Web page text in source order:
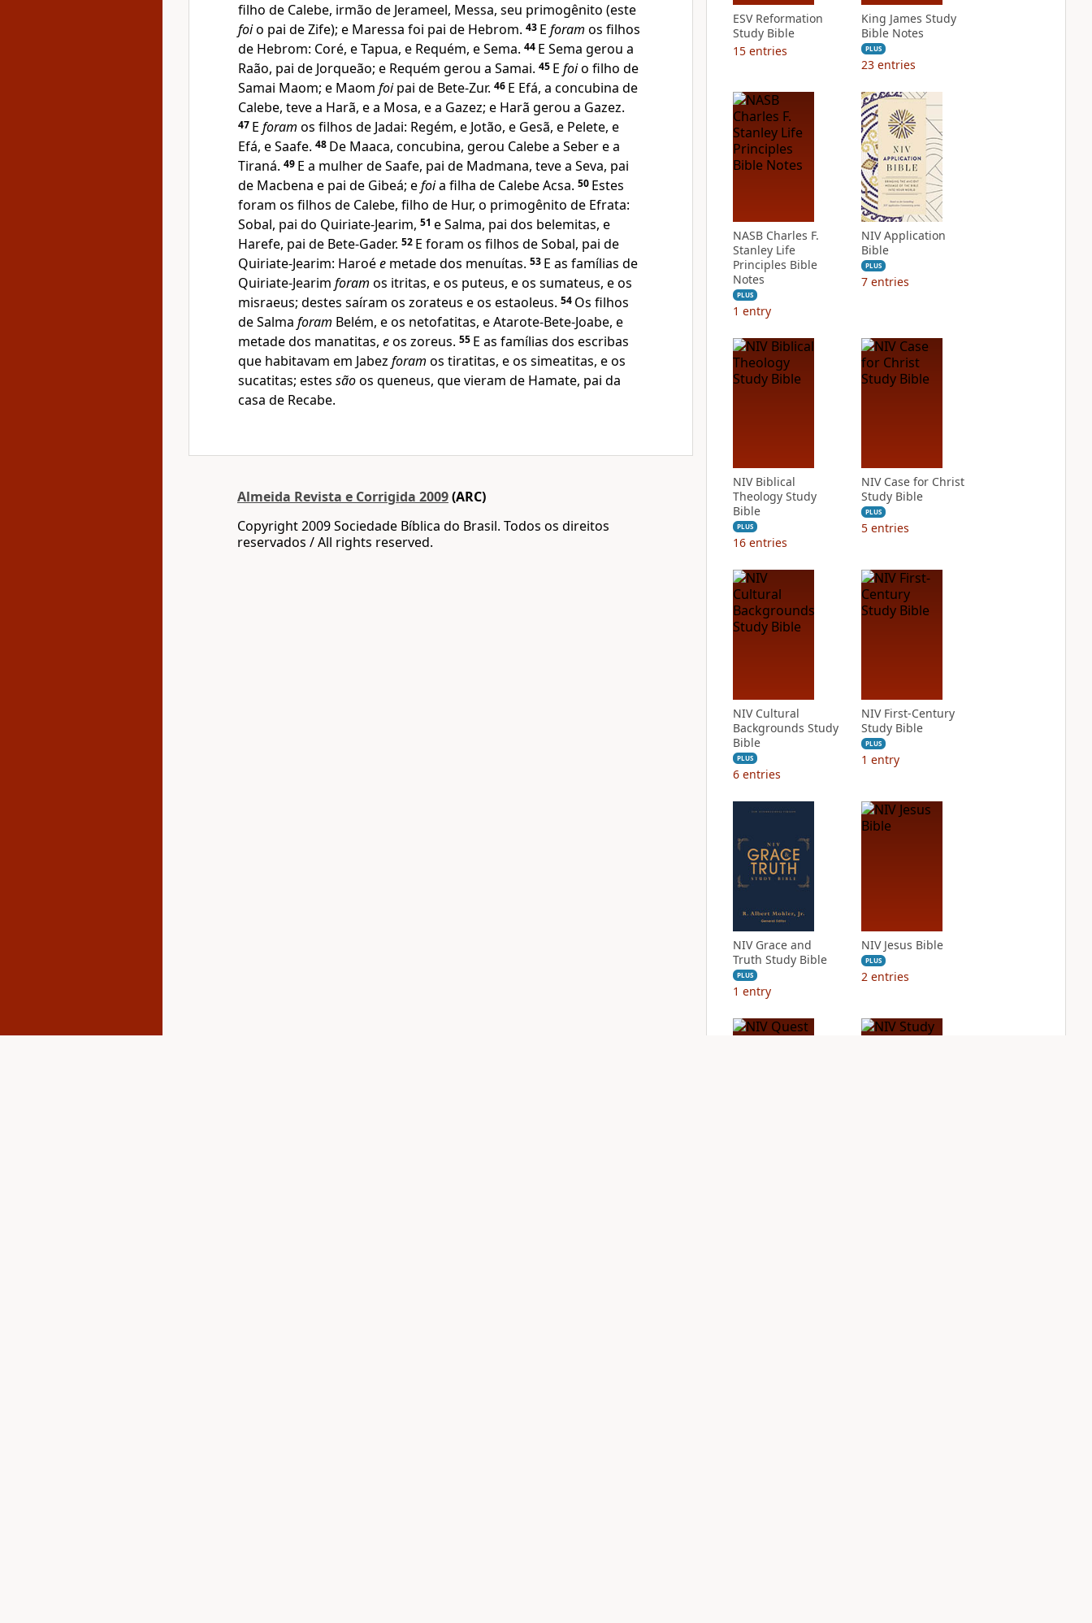
filho de Calebe, irmão de Jerameel, Messa, seu primogênito (este
foio pai de Zife); e Maressa foi pai de Hebrom. 43 E foram os filhos
de Hebrom: Coré, e Tapua, e Requém, e Sema. 44 E Sema gerou a
Raão, pai de Jorqueão; e Requém gerou a Samai. 45 E foio filho de
Samai Maom; e Maom foipai de Bete-Zur. 46 E Efá, a concubina de
Calebe, teve a Harã, e a Mosa, e a Gazez; e Harã gerou a Gazez.
47 E foram os filhos de Jadai: Regém, e Jotão, e Gesã, e Pelete, e
Efá, e Saafe. 48 De Maaca, concubina, gerou Calebe a Seber e a
Tiraná. 49 E a mulher de Saafe, pai de Madmana, teve a Seva, pai
de Macbena e pai de Gibeá; efoia filha de Calebe Acsa. 50 Estes
foram os filhos de Calebe, filho de Hur, o primogênito de Efrata:
Sobal, pai do Quiriate-Jearim, 51 e Salma, pai dos belemitas, e
Harefe, pai de Bete-Gader. 52 E foram os filhos de Sobal, pai de
Quiriate-Jearim: Haroée metade dos menuítas. 53 E as famílias de
Quiriate-Jearim foram os itritas, e os puteus, e os sumateus, e os
misraeus; destes saíram os zorateus e os estaoleus. 54 Os filhos
de Salma foram Belém, e os netofatitas, e Atarote-Bete-Joabe, e
metade dos manatitas, eos zoreus. 55 E as famílias dos escribas
que habitavam em Jabez foram os tiratitas, e os simeatitas, e os
sucatitas; estes sãoos queneus, que vieram de Hamate, pai da
casa de Recabe.
Almeida Revista e Corrigida 2009(ARC)
Copyright 2009 Sociedade Bíblica do Brasil. Todos os direitos
reservados / All rights reserved.
ESV Reformation
Study Bible
15 entries
King James Study
Bible Notes
PLUS
23 entries
NASB Charles F.
Stanley Life
Principles Bible
Notes
PLUS
1 entry
NIV Application
Bible
PLUS
7 entries
NIV Biblical
Theology Study
Bible
PLUS
16 entries
NIV Case for Christ
Study Bible
PLUS
5 entries
NIV Cultural
Backgrounds Study
Bible
PLUS
6 entries
NIV First-Century
Study Bible
PLUS
1 entry
NIV Grace and
Truth Study Bible
PLUS
1 entry
NIV Jesus Bible
PLUS
2 entries